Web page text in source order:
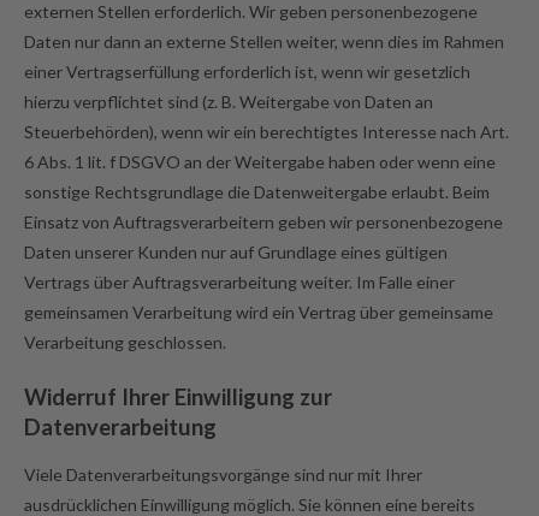
externen Stellen erforderlich. Wir geben personenbezogene
Daten nur dann an externe Stellen weiter, wenn dies im Rahmen
einer Vertragserfüllung erforderlich ist, wenn wir gesetzlich
hierzu verpflichtet sind (z. B. Weitergabe von Daten an
Steuerbehörden), wenn wir ein berechtigtes Interesse nach Art.
6 Abs. 1 lit. f DSGVO an der Weitergabe haben oder wenn eine
sonstige Rechtsgrundlage die Datenweitergabe erlaubt. Beim
Einsatz von Auftragsverarbeitern geben wir personenbezogene
Daten unserer Kunden nur auf Grundlage eines gültigen
Vertrags über Auftragsverarbeitung weiter. Im Falle einer
gemeinsamen Verarbeitung wird ein Vertrag über gemeinsame
Verarbeitung geschlossen.
Widerruf Ihrer Einwilligung zur
Datenverarbeitung
Viele Datenverarbeitungsvorgänge sind nur mit Ihrer
ausdrücklichen Einwilligung möglich. Sie können eine bereits